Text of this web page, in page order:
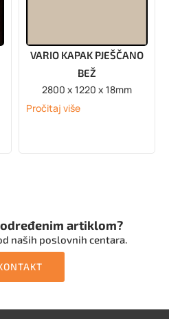
VARIO KAPAK PJEŠČANO
BEŽ
2800 x 1220 x 18mm
Pročitaj više
artiklom?
naših poslovnih centara.